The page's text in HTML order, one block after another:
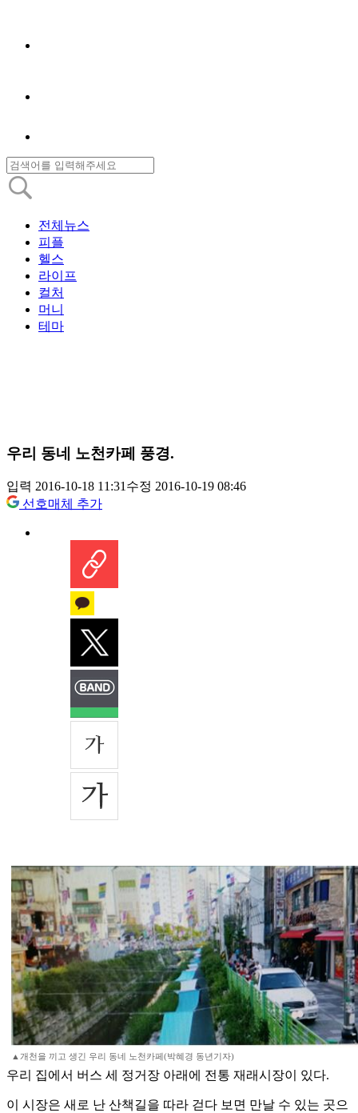
전체뉴스
피플
헬스
라이프
컬처
머니
테마
우리 동네 노천카페 풍경.
입력 2016-10-18 11:31수정 2016-10-19 08:46
선호매체 추가
▲개천을 끼고 생긴 우리 동네 노천카페(박혜경 동년기자)
우리 집에서 버스 세 정거장 아래에 전통 재래시장이 있다.
이 시장은 새로 난 산책길을 따라 걷다 보면 만날 수 있는 곳으